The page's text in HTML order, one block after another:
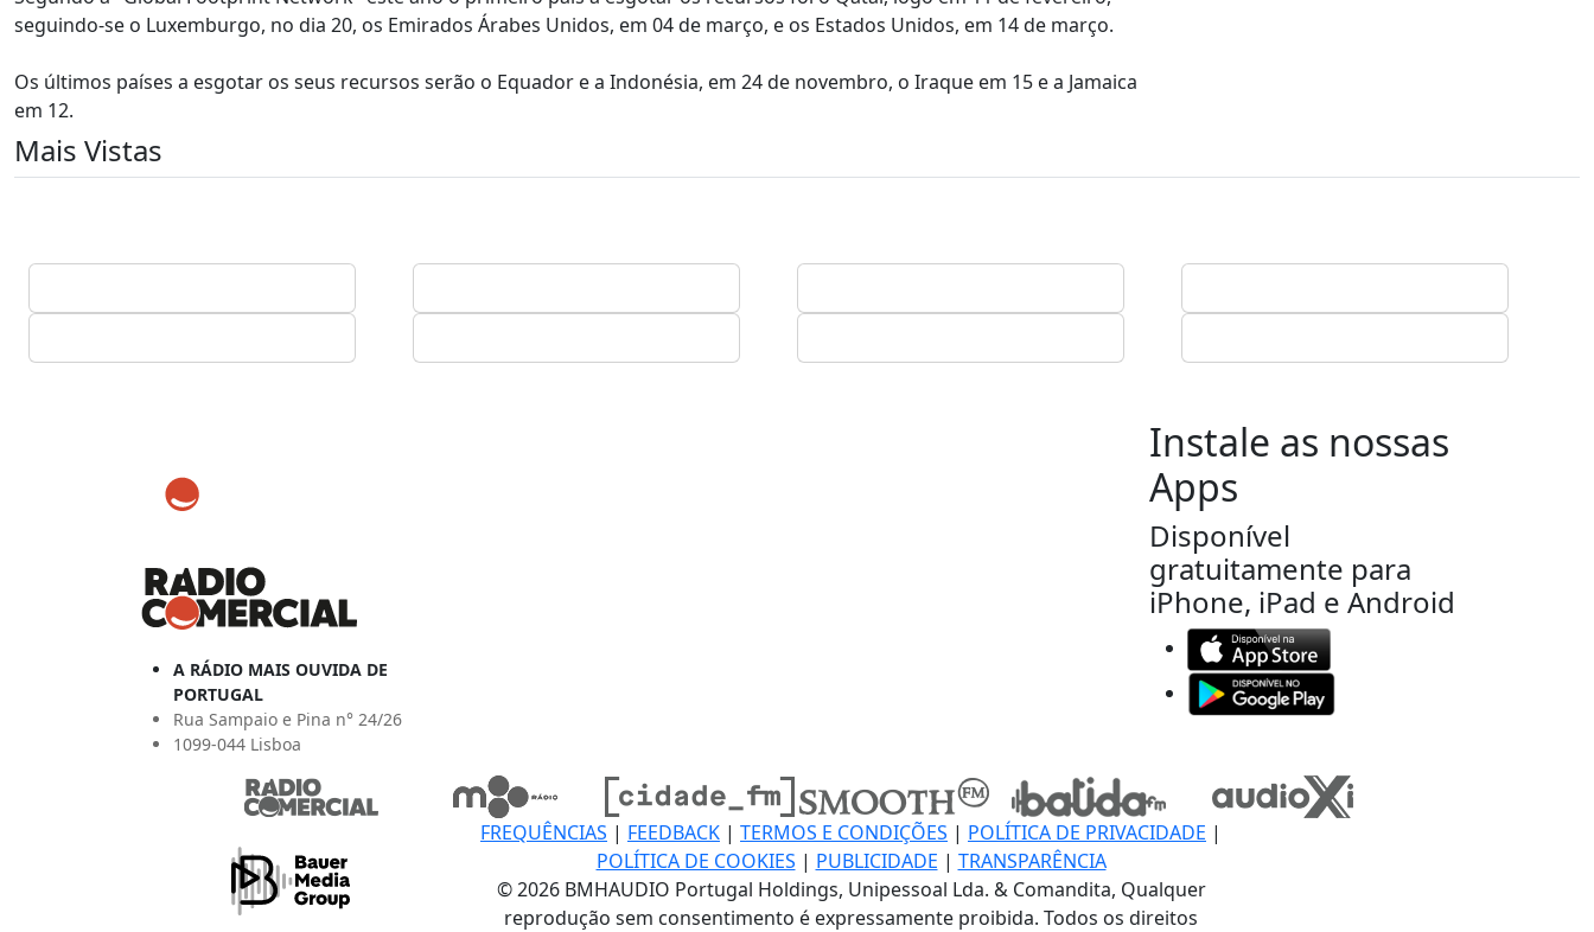
seguindo-se o Luxemburgo, no dia 20, os Emirados Árabes Unidos, em 04 de março, e os Estados Unidos, em 14 de março.
Os últimos países a esgotar os seus recursos serão o Equador e a Indonésia, em 24 de novembro, o Iraque em 15 e a Jamaica
em 12.
Mais Vistas
A RÁDIO MAIS OUVIDA DE
PORTUGAL
Rua Sampaio e Pina n° 24/26
1099-044 Lisboa
Instale as nossas
Apps
Disponível
gratuitamente para
iPhone, iPad e Android
FREQUÊNCIAS | FEEDBACK | TERMOS E CONDIÇÕES | POLÍTICA DE PRIVACIDADE |
POLÍTICA DE COOKIES | PUBLICIDADE | TRANSPARÊNCIA
© 2026 BMHAUDIO Portugal Holdings, Unipessoal Lda. & Comandita, Qualquer
reprodução sem consentimento é expressamente proibida. Todos os direitos